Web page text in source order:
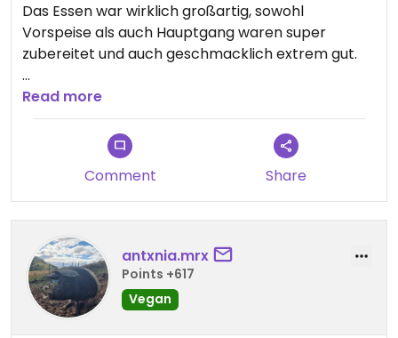
Das Essen war wirklich großartig, sowohl
Vorspeise als auch Hauptgang waren super
zubereitet und auch geschmacklich extrem gut.
Updated from previous review on 2026-05-29
Read more
Comment Share
antxnia.mrx
Points +617
Vegan